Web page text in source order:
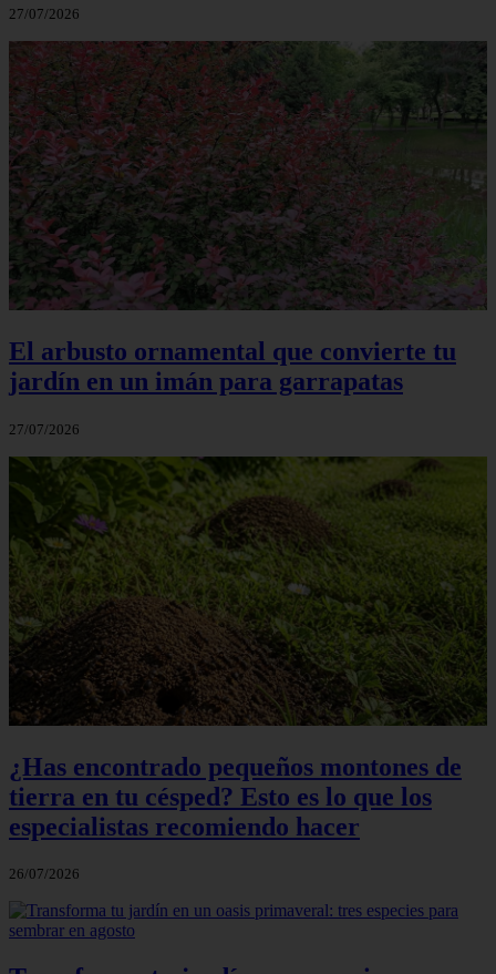
27/07/2026
El arbusto ornamental que convierte tu
jardín en un imán para garrapatas
27/07/2026
¿Has encontrado pequeños montones de
tierra en tu césped? Esto es lo que los
especialistas recomiendo hacer
26/07/2026